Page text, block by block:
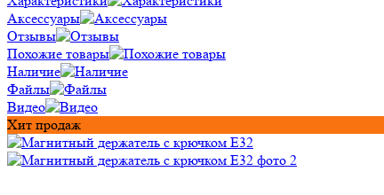
Аксессуары
Отзывы
Похожие товары
Наличие
Файлы
Видео
Хит продаж